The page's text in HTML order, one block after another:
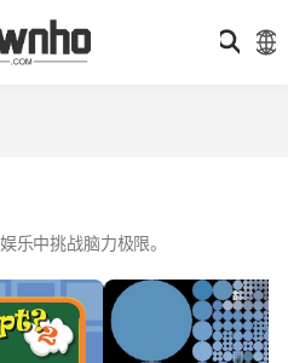
乐中挑战脑力极限。